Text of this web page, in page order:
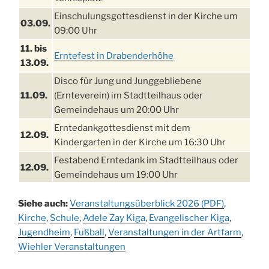
03.09.
Einschulungsgottesdienst in der Kirche um
09:00 Uhr
11. bis
13.09.
Erntefest in Drabenderhöhe
11.09.
Disco für Jung und Junggebliebene
(Ernteverein) im Stadtteilhaus oder
Gemeindehaus um 20:00 Uhr
12.09.
Erntedankgottesdienst mit dem
Kindergarten in der Kirche um 16:30 Uhr
12.09.
Festabend Erntedank im Stadtteilhaus oder
Gemeindehaus um 19:00 Uhr
13.09.
Stadtteilhaus um 14:00 Uhr
19.09.
Schlagerabend im Stadtteilhaus
Drabenderhöhe
Siehe auch:Veranstaltungsüberblick 2026 (PDF),
Kirche, Schule,Adele Zay Kiga, Evangelischer Kiga,
Jugendheim, Fußball,Veranstaltungen in der Artfarm,
Wiehler Veranstaltungen